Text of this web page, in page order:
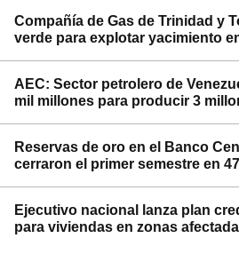
Compañía de Gas de Trinidad y
verde para explotar yacimiento
AEC: Sector petrolero de
mil millones para producir 3
Reservas de oro en el Banco
cerraron el primer semestre en
Ejecutivo nacional lanza plan
para viviendas en zonas